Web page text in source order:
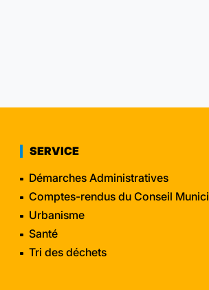
SERVICE
Démarches Administratives
Comptes-rendus du Conseil
Urbanisme
Santé
Tri des déchets